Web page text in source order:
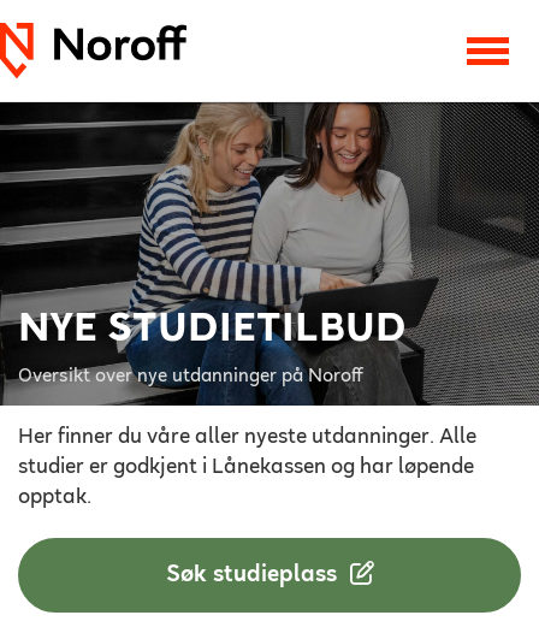
NYE STUDIETILBUD
Oversikt over nye utdanninger på Noroff
Her finner du våre aller nyeste utdanninger. Alle
studier er godkjent i Lånekassen og har løpende
opptak.
Søk studieplass